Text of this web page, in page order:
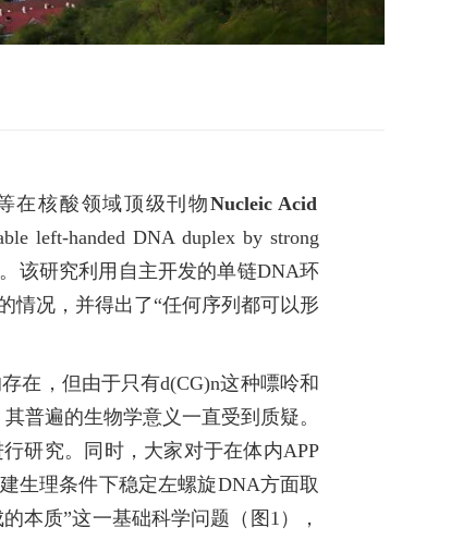
在核酸领域顶级刊物Nucleic Acid
left-handed DNA duplex by strong
该研究利用自主开发的单链DNA环
情况，并得出了“任何序列都可以形
在，但由于只有d(CG)n这种嘌呤和
普遍的生物学意义一直受到质疑。
研究。同时，大家对于在体内APP
生理条件下稳定左螺旋DNA方面取
本质”这一基础科学问题（图1），